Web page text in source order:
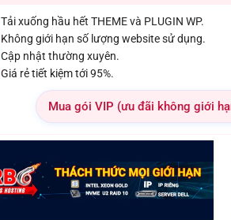
Tải xuống hầu hết THEME và PLUGIN WP.
Không giới hạn số lượng website sử dụng.
Cập nhật thường xuyên.
Giá rẻ tiết kiệm tới 95%.
Mua gói VIP (ưu đãi không giới